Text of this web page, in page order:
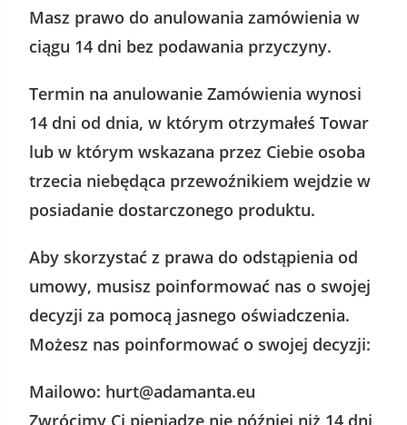
Masz prawo do anulowania zamówienia w
ciągu 14 dni bez podawania przyczyny.
Termin na anulowanie Zamówienia wynosi
14 dni od dnia, w którym otrzymałeś Towar
lub w którym wskazana przez Ciebie osoba
trzecia niebędąca przewoźnikiem wejdzie w
posiadanie dostarczonego produktu.
Aby skorzystać z prawa do odstąpienia od
umowy, musisz poinformować nas o swojej
decyzji za pomocą jasnego oświadczenia.
Możesz nas poinformować o swojej decyzji:
Mailowo: hurt@adamanta.eu
Zwrócimy Ci pieniądze nie później niż 14 dni